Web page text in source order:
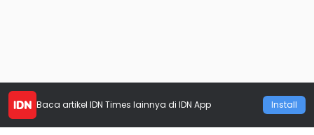
Baca artikel IDN Times lainnya di IDN App Install